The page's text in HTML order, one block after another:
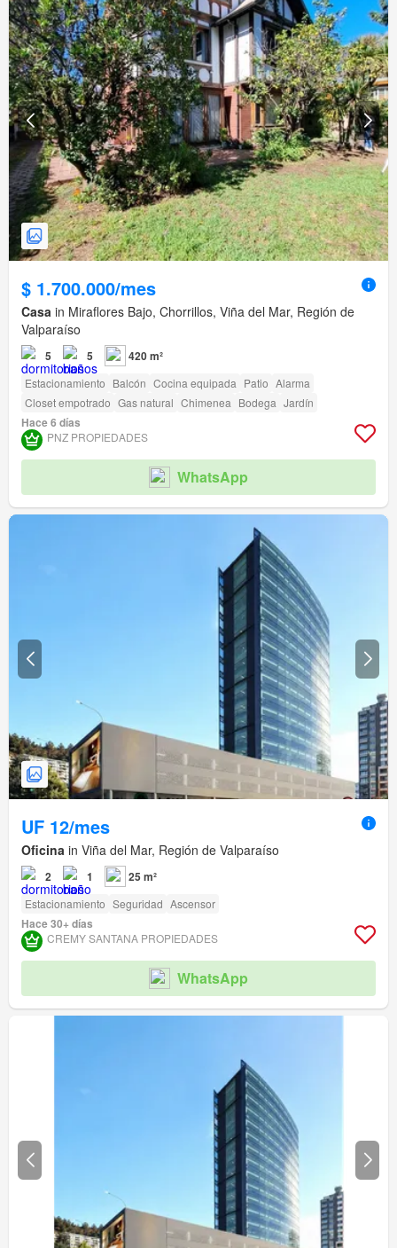
$ 1.700.000/mes
Casa in Miraflores Bajo, Chorrillos, Viña del Mar, Región de
Valparaíso
5 5 420 m²
Estacionamiento Balcón Cocina equipada Patio Alarma
Closet empotrado Gas natural Chimenea Bodega Jardín
Hace 6 días
PNZ PROPIEDADES
WhatsApp
UF 12/mes
Oficina in Viña del Mar, Región de Valparaíso
2 1 25 m²
Estacionamiento Seguridad Ascensor
Hace 30+ días
CREMY SANTANA PROPIEDADES
WhatsApp